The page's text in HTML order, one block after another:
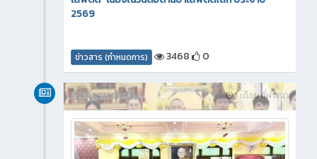
2569
ข่าวสาร (กำหนดการ) 3468 0
1 เดือน ที่ผ่านมา
กิจกรรมภายใน